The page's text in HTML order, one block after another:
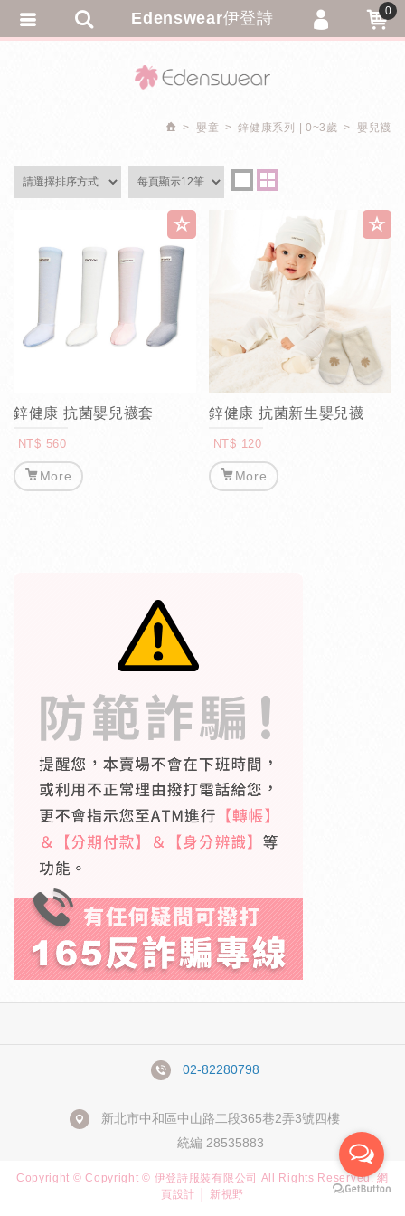
嬰童 鋅健康系列 | 0~3歲 嬰兒襪
鋅健康 抗菌嬰兒襪套
NT$ 560
More
鋅健康 抗菌新生嬰兒襪
NT$ 120
More
02-82280798
新北市中和區中山路二段365巷2弄3號四樓
統編 28535883
Copyright © Copyright © 伊登詩服裝有限公司 All Rights Reserved.網
頁設計 │ 新視野
Edenswear伊登詩 0
會員註冊
忘記密碼
追蹤清單
匯款通知